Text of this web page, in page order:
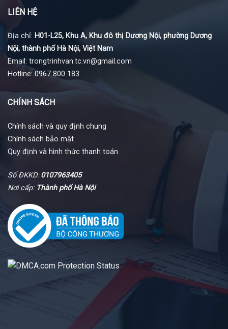
LIÊN HỆ
Địa chỉ: H01-L25, Khu A, Khu đô thị Dương Nội, phường Dương
Nội, thành phố Hà Nội, Việt Nam
Email: trongtrinhvan.tc.vn@gmail.com
Hotline: 0967 800 183
CHÍNH SÁCH
Chính sách và quy định chung
Chính sách bảo mật
Quy định và hình thức thanh toán
Số ĐKKD:0107963405
Nơi cấp: Thành phố Hà Nội